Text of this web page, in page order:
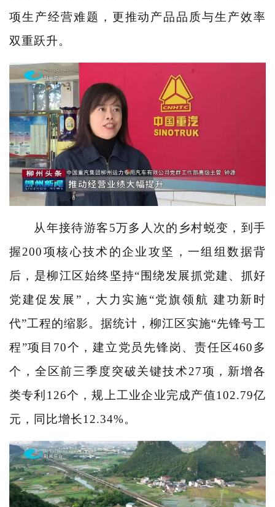
项生产经营难题，更推动产品品质与生产效率
双重跃升。
从年接待游客5万多人次的乡村蜕变，到手
握200项核心技术的企业攻坚，一组组数据背
后，是柳江区始终坚持“围绕发展抓党建、抓好
党建促发展”，大力实施“党旗领航 建功新时
代”工程的缩影。据统计，柳江区实施“先锋号工
程”项目70个，建立党员先锋岗、责任区460多
个，全区前三季度突破关键技术27项，新增各
类专利126个，规上工业企业完成产值102.79亿
元，同比增长12.34%。